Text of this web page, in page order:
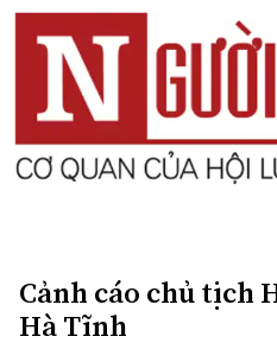
Cảnh cáo chủ tịch
Hà Tĩnh